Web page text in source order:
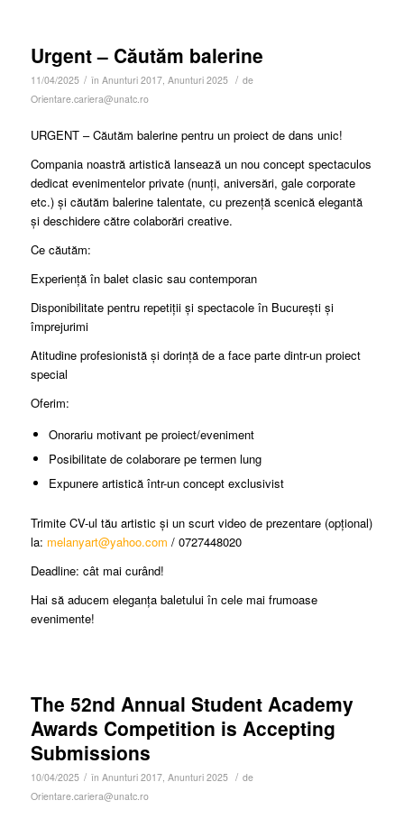
Urgent – Căutăm balerine
11/04/2025 / în Anunturi 2017, Anunturi 2025 / de
Orientare.cariera@unatc.ro
URGENT – Căutăm balerine pentru un proiect de dans unic!
Compania noastră artistică lansează un nou concept spectaculos
dedicat evenimentelor private (nunți, aniversări, gale corporate
etc.) și căutăm balerine talentate, cu prezență scenică elegantă
și deschidere către colaborări creative.
Ce căutăm:
Experiență în balet clasic sau contemporan
Disponibilitate pentru repetiții și spectacole în București și
împrejurimi
Atitudine profesionistă și dorință de a face parte dintr-un proiect
special
Oferim:
Onorariu motivant pe proiect/eveniment
Posibilitate de colaborare pe termen lung
Expunere artistică într-un concept exclusivist
Trimite CV-ul tău artistic și un scurt video de prezentare (opțional)
la: melanyart@yahoo.com / 0727448020
Deadline: cât mai curând!
Hai să aducem eleganța baletului în cele mai frumoase
evenimente!
The 52nd Annual Student Academy
Awards Competition is Accepting
Submissions
10/04/2025 / în Anunturi 2017, Anunturi 2025 / de
Orientare.cariera@unatc.ro